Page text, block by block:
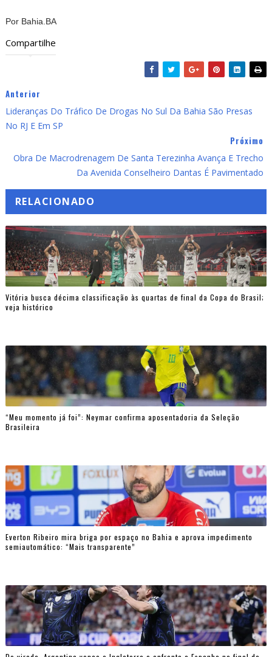
Por Bahia.BA
Compartilhe
Anterior
Lideranças Do Tráfico De Drogas No Sul Da Bahia São Presas
No RJ E Em SP
Próximo
Obra De Macrodrenagem De Santa Terezinha Avança E Trecho
Da Avenida Conselheiro Dantas É Pavimentado
RELACIONADO
Vitória busca décima classificação às quartas de final da Copa do Brasil;
veja histórico
“Meu momento já foi”: Neymar confirma aposentadoria da Seleção
Brasileira
Everton Ribeiro mira briga por espaço no Bahia e aprova impedimento
semiautomático: “Mais transparente”